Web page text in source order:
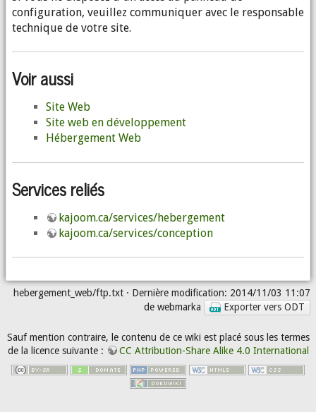
configuration, veuillez communiquer avec le responsable
technique de votre site.
Voir aussi
Site Web
Site web en développement
Hébergement Web
Services reliés
kajoom.ca/services/hebergement
kajoom.ca/services/conception
hebergement_web/ftp.txt · Dernière modification: 2014/11/03 11:07
de webmarka Exporter vers ODT
Sauf mention contraire, le contenu de ce wiki est placé sous les termes
de la licence suivante :
CC Attribution-Share Alike 4.0 International